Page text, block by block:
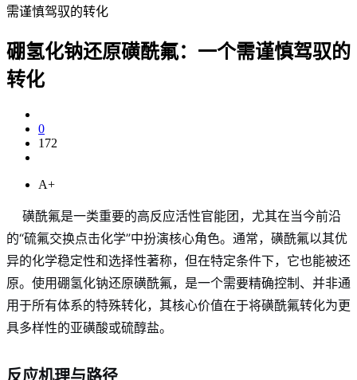
需谨慎驾驭的转化
硼氢化钠还原磺酰氟：一个需谨慎驾驭的
转化
0
172
A+
磺酰氟是一类重要的高反应活性官能团，尤其在当今前沿
的“硫氟交换点击化学”中扮演核心角色。通常，磺酰氟以其优
异的化学稳定性和选择性著称，但在特定条件下，它也能被还
原。使用硼氢化钠还原磺酰氟，是一个需要精确控制、并非通
用于所有体系的特殊转化，其核心价值在于将磺酰氟转化为更
具多样性的亚磺酸或硫醇盐。
反应机理与路径